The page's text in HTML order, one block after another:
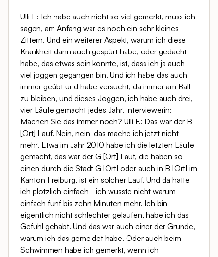
Ulli F.: Ich habe auch nicht so viel gemerkt, muss ich
sagen, am Anfang war es noch ein sehr kleines
Zittern. Und ein weiterer Aspekt, warum ich diese
Krankheit dann auch gespürt habe, oder gedacht
habe, das etwas sein könnte, ist, dass ich ja auch
viel joggen gegangen bin. Und ich habe das auch
immer geübt und habe versucht, da immer am Ball
zu bleiben, und dieses Joggen, ich habe auch drei,
vier Läufe gemacht jedes Jahr. Interviewerin:
Machen Sie das immer noch? Ulli F.: Das war der B
[Ort] Lauf. Nein, nein, das mache ich jetzt nicht
mehr. Etwa im Jahr 2010 habe ich die letzten Läufe
gemacht, das war der G [Ort] Lauf, die haben so
einen durch die Stadt G [Ort] oder auch in B [Ort] im
Kanton Freiburg, ist ein solcher Lauf. Und da hatte
ich plötzlich einfach - ich wusste nicht warum -
einfach fünf bis zehn Minuten mehr. Ich bin
eigentlich nicht schlechter gelaufen, habe ich das
Gefühl gehabt. Und das war auch einer der Gründe,
warum ich das gemeldet habe. Oder auch beim
Schwimmen habe ich gemerkt, wenn ich